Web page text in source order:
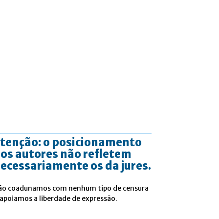
o posicionamento
autores não refletem
os da jures.
coadunamos com nenhum tipo de censura
a liberdade de expressão.